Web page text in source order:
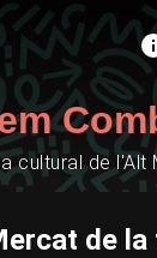
cultural de l'Alt
de